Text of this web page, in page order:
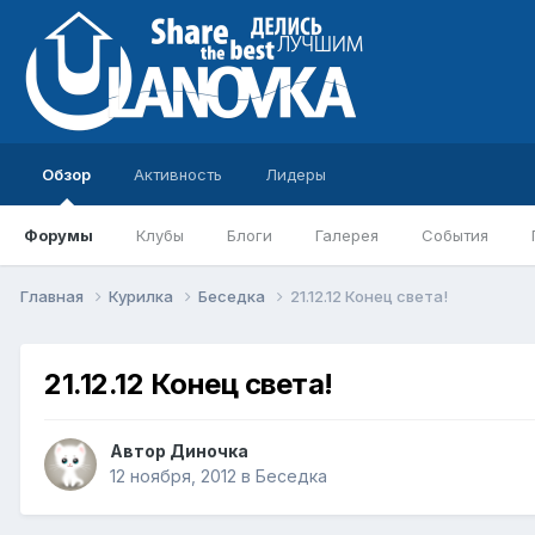
Обзор
Форумы Клубы Блоги Галерея События
Активность Лидеры
Главная Курилка Беседка 21.12.12 Конец света!
21.12.12 Конец света!
Автор Диночка
12 ноября, 2012 в Беседка